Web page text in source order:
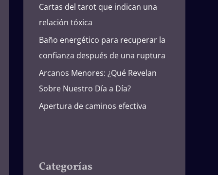
Cartas del tarot que indican una
relación tóxica
Baño energético para recuperar la
confianza después de una ruptura
Arcanos Menores: ¿Qué Revelan
Sobre Nuestro Día a Día?
Apertura de caminos efectiva
Categorías